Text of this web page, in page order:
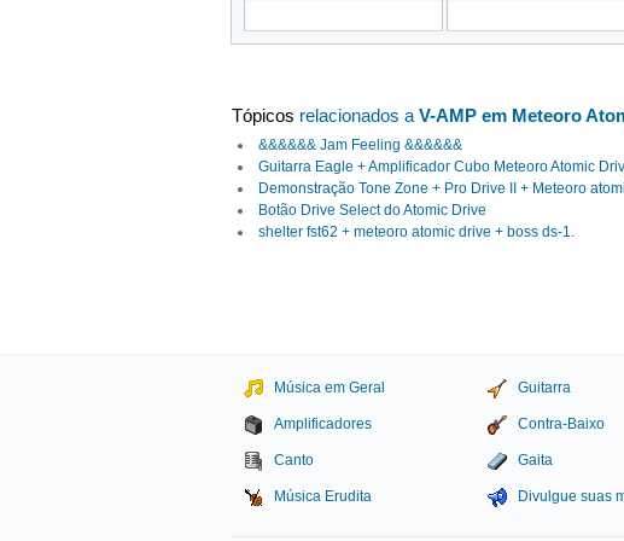
Tópicos relacionados a V-AMP em Meteoro
&&&&&& Jam Feeling &&&&&&
Guitarra Eagle + Amplificador Cubo Meteoro Atomic
Demonstração Tone Zone + Pro Drive II + Meteoro
Botão Drive Select do Atomic Drive
shelter fst62 + meteoro atomic drive + boss ds-1.
Música em Geral Guitarra
Amplificadores Contra-Baixo
Canto Gaita
Música Erudita Divulgue suas